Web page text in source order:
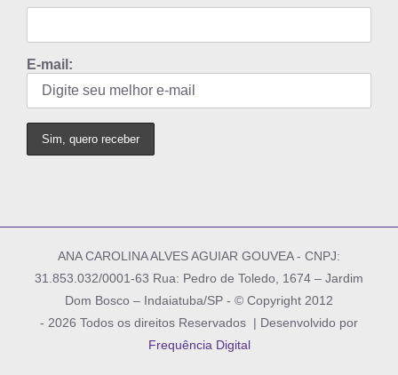
E-mail:
ANA CAROLINA ALVES AGUIAR GOUVEA - CNPJ:
31.853.032/0001-63 Rua: Pedro de Toledo, 1674 – Jardim
Dom Bosco – Indaiatuba/SP - © Copyright 2012
- 2026 Todos os direitos Reservados | Desenvolvido por
Frequência Digital